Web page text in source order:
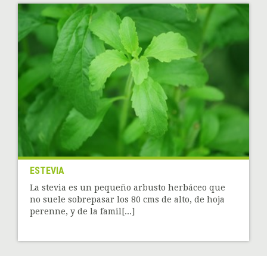
ESTEVIA
La stevia es un pequeño arbusto herbáceo que
no suele sobrepasar los 80 cms de alto, de hoja
perenne, y de la famil[...]